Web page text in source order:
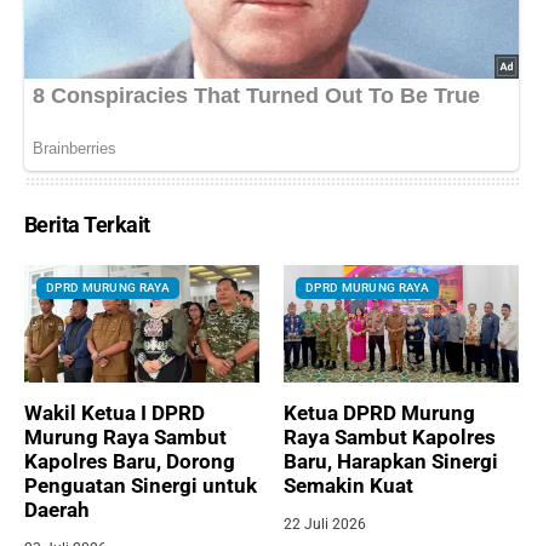
Berita Terkait
DPRD MURUNG RAYA
Wakil Ketua I DPRD
Murung Raya Sambut
Kapolres Baru, Dorong
Penguatan Sinergi untuk
Daerah
DPRD MURUNG RAYA
Ketua DPRD Murung
Raya Sambut Kapolres
Baru, Harapkan Sinergi
Semakin Kuat
22 Juli 2026